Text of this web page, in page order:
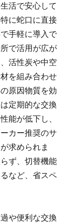
活で安心して
に蛇口に直接
手軽に導入で
で活用が広が
活性炭や中空
を組み合わせ
原因物質を効
定期的な交換
能が低下し、
カー推奨のサ
求められま
ず、切替機能
など、省スペ
や便利な交換